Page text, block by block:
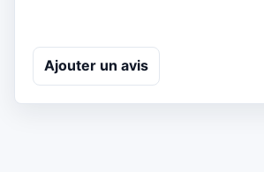
Ajouter un avis